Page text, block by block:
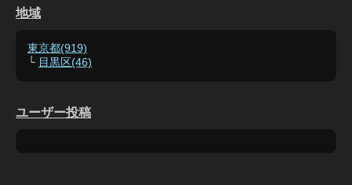
地域
東京都(919)
└ 目黒区(46)
ユーザー投稿